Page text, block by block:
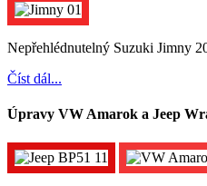
Nepřehlédnutelný Suzuki Jimny
Číst dál...
Úpravy VW Amarok a Jeep